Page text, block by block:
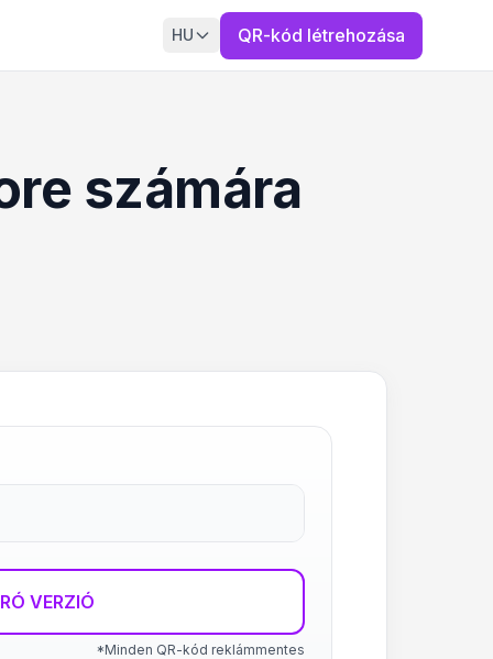
HU QR-kód létrehozása
számára
VERZIÓ
*Minden QR-kód reklámmentes